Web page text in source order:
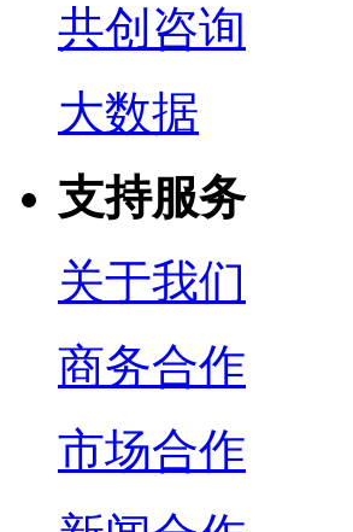
共创咨询
大数据
支持服务
关于我们
商务合作
市场合作